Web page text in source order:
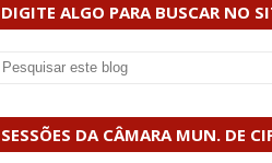
DIGITE ALGO PARA BUSCAR NO
SESSÕES DA CÂMARA MUN. DE